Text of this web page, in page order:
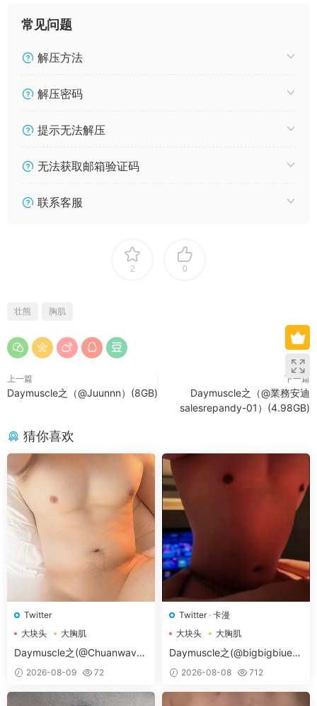
常见问题
解压方法
解压密码
提示无法解压
无法获取邮箱验证码
联系客服
2 0
壮熊 胸肌
上一篇
Daymuscle之（@Juunnn）(8GB)
下一篇
Daymuscle之（@業務安迪
salesrepandy-01）(4.98GB)
猜你喜欢
Twitter
大块头
大胸肌
大胸肌肉男
Daymuscle之(@Chuanwave-
@Chuan）
2026-08-09 72
Twitter· 卡漫
大块头
大胸肌
大胸肌肉男
Daymuscle之(@bigbigbiue-
@BBb）
2026-08-08 712